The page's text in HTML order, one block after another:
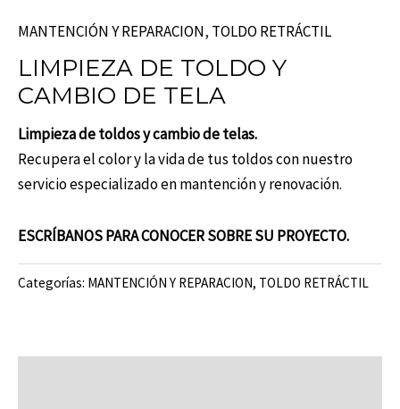
MANTENCIÓN Y REPARACION, TOLDO RETRÁCTIL
LIMPIEZA DE TOLDO Y
CAMBIO DE TELA
Limpieza de toldos y cambio de telas.
Recupera el color y la vida de tus toldos con nuestro
servicio especializado en mantención y renovación.
ESCRÍBANOS PARA CONOCER SOBRE SU PROYECTO.
Categorías: MANTENCIÓN Y REPARACION, TOLDO RETRÁCTIL